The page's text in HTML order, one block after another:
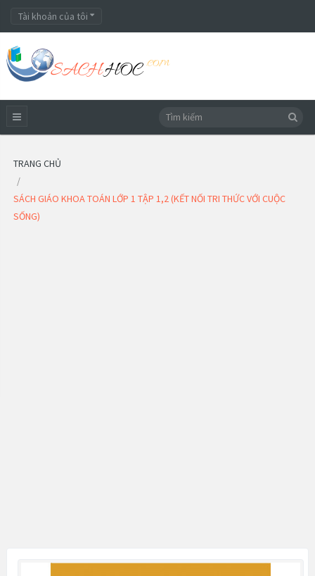
Tài khoản của tôi
TRANG CHỦ
SÁCH GIÁO KHOA TOÁN LỚP 1 TẬP 1,2 (KẾT NỐI TRI THỨC VỚI CUỘC
SỐNG)